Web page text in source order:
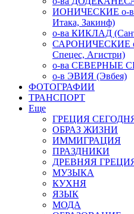
ИОНИЧЕСКИЕ о-ва
Итака, Закинф)
о-ва КИКЛАД
САРОНИЧЕСКИЕ о-
Спецес, Агистри)
о-ва СЕВЕРНЫЕ
о-в ЭВИЯ (Эвбея)
ФОТОГРАФИИ
ТРАНСПОРТ
Еще
ГРЕЦИЯ
ОБРАЗ ЖИЗНИ
ИММИГРАЦИЯ
ПРАЗДНИКИ
ДРЕВНЯЯ
МУЗЫКА
КУХНЯ
ЯЗЫК
МОДА